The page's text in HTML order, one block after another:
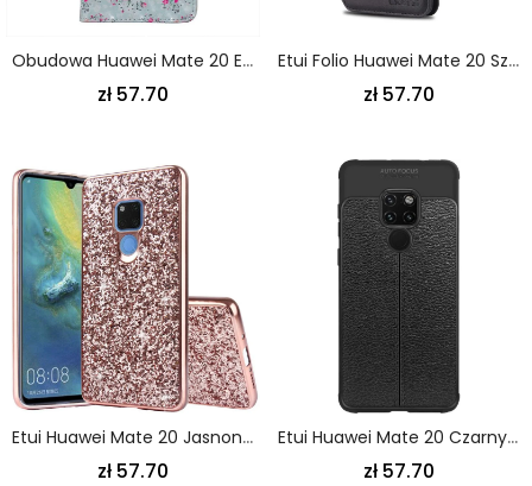
Obudowa Huawei Mate 20 Etui Na Telefon Liberty Design Flowers
zł 57.70
Etui Folio Huawei Mate 20 Szary Czarny Azns Z Efektem Skóry Etui Ochronne
zł 57.70
Etui Huawei Mate 20 Jasnoniebieski Czarny Ja Jestem Blaskiem
zł 57.70
Etui Huawei Mate 20 Czarny Szwy Imak Ze Sztucznej Skóry
zł 57.70